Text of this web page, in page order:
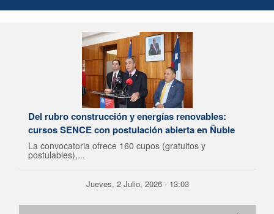
Del rubro construcción y energías renovables:
cursos SENCE con postulación abierta en Ñuble
La convocatoria ofrece 160 cupos (gratuitos y
postulables),...
Jueves, 2 Julio, 2026 - 13:03